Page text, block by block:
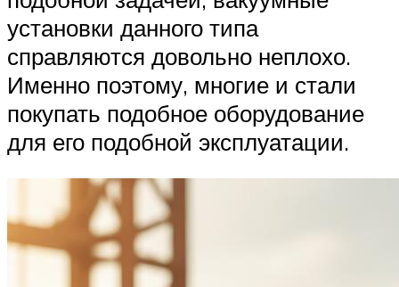
установки данного типа
справляются довольно неплохо.
Именно поэтому, многие и стали
покупать подобное оборудование
для его подобной эксплуатации.